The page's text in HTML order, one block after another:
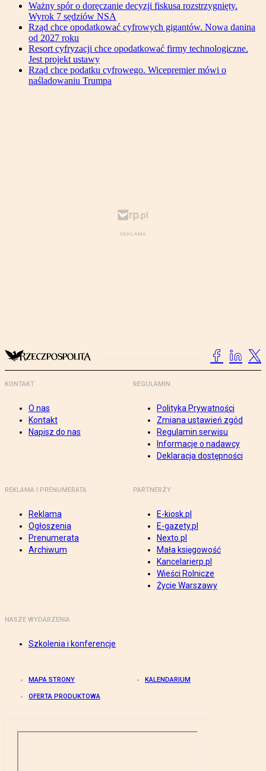
Ważny spór o doręczanie decyzji fiskusa rozstrzygnięty.
Wyrok 7 sędziów NSA
Rząd chce opodatkować cyfrowych gigantów. Nowa danina
od 2027 roku
Resort cyfryzacji chce opodatkować firmy technologiczne.
Jest projekt ustawy
Rząd chce podatku cyfrowego. Wicepremier mówi o
naśladowaniu Trumpa
KONTAKT
O nas
Kontakt
Napisz do nas
REGULAMIN
Polityka Prywatności
Zmiana ustawień zgód
Regulamin serwisu
Informacje o nadawcy
Deklaracja dostępności
REKLAMA I PRENUMERATA
Reklama
Ogłoszenia
Prenumerata
Archiwum
PARTNERZY
E-kiosk.pl
E-gazety.pl
Nexto.pl
Mała księgowość
Kancelarierp.pl
Wieści Rolnicze
Życie Warszawy
NASZE WYDARZENIA
Szkolenia i konferencje
MAPA STRONY KALENDARIUM
OFERTA PRODUKTOWA